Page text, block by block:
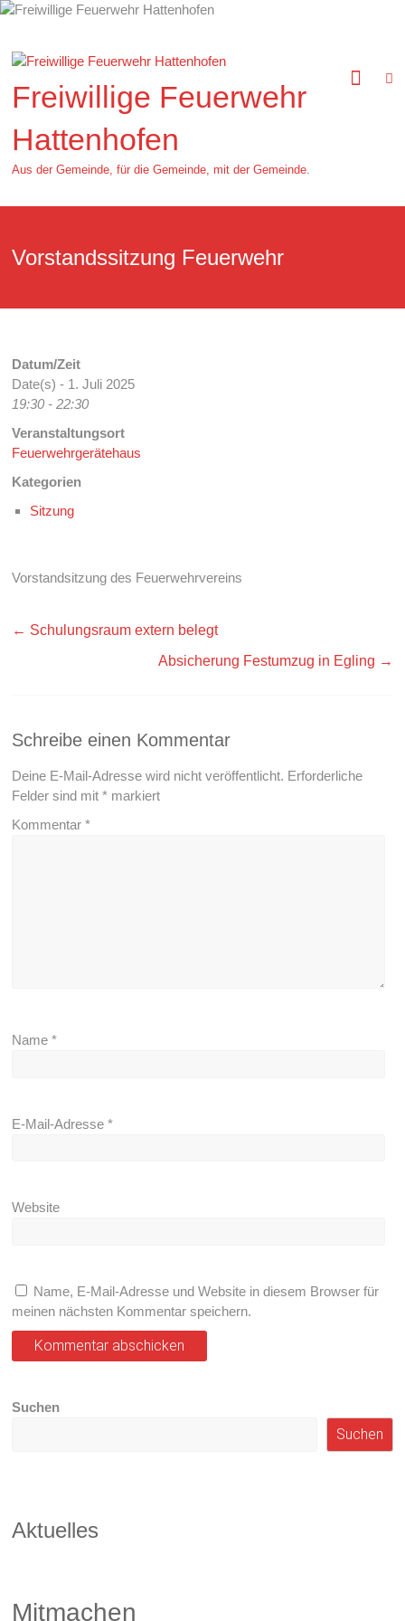
Zum
springen
Freiwillige Feuerwehr
Hattenhofen
Aus der Gemeinde, für die Gemeinde, mit der Gemeinde.
Vorstandssitzung Feuerwehr
Datum/Zeit
Date(s) - 1. Juli 2025
19:30 - 22:30
Veranstaltungsort
Feuerwehrgerätehaus
Kategorien
Sitzung
Vorstandsitzung des Feuerwehrvereins
← Schulungsraum extern belegt
Absicherung Festumzug in Egling →
Schreibe einen Kommentar
Deine E-Mail-Adresse wird nicht veröffentlicht. Erforderliche
Felder sind mit* markiert
Kommentar*
Name*
E-Mail-Adresse*
Website
Name, E-Mail-Adresse und Website in diesem Browser für
meinen nächsten Kommentar speichern.
Suchen
Suchen
Aktuelles
Mitmachen